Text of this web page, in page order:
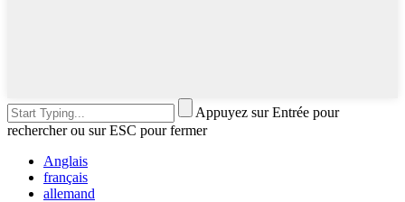
Appuyez sur Entrée pour
rechercher ou sur ESC pour fermer
Anglais
français
allemand